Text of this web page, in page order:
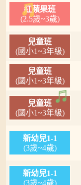
紅蘋果班
(2.5歲~3歲)
兒童班
(國小1~3年級)
兒童班
(國小1~3年級)
兒童班
(國小1~3年級)
新幼兒1-1
(3歲~4歲)
新幼兒1-1
(3歲~4歲)